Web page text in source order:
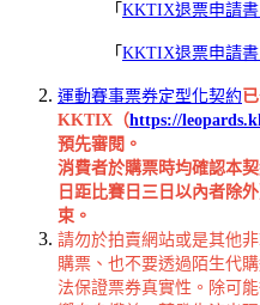
「 KKTIX退票申請書
「 KKTIX退票申請書
運動賽事票券定型化契約
KKTIX（https://
預先審閱。
消費者於購票時均確認本
日距比賽日三日以內者除
束。
請勿於拍賣網站或是其他
購票、也不要透過陌生代
法保證票券真實性。除可